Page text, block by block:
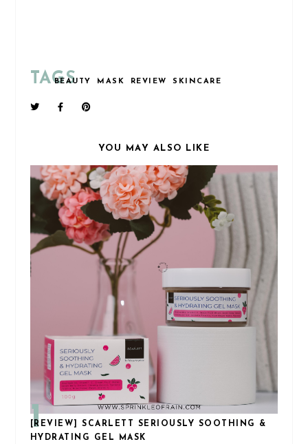
TAGS
BEAUTY MASK REVIEW SKINCARE
YOU MAY ALSO LIKE
[REVIEW] SCARLETT SERIOUSLY SOOTHING &
HYDRATING GEL MASK